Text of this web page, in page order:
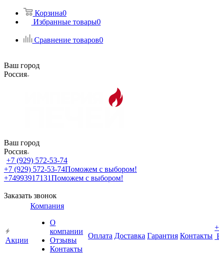
Корзина0
Избранные товары0
Сравнение товаров0
Ваш город
Россия
Ваш город
Россия
+7 (929) 572-53-74
+7 (929) 572-53-74Поможем с выбором!
+74993917131Поможем с выбором!
Заказать звонок
Акции
Компания
О
компании
Отзывы
Контакты
Оплата Доставка Гарантия Контакты
+